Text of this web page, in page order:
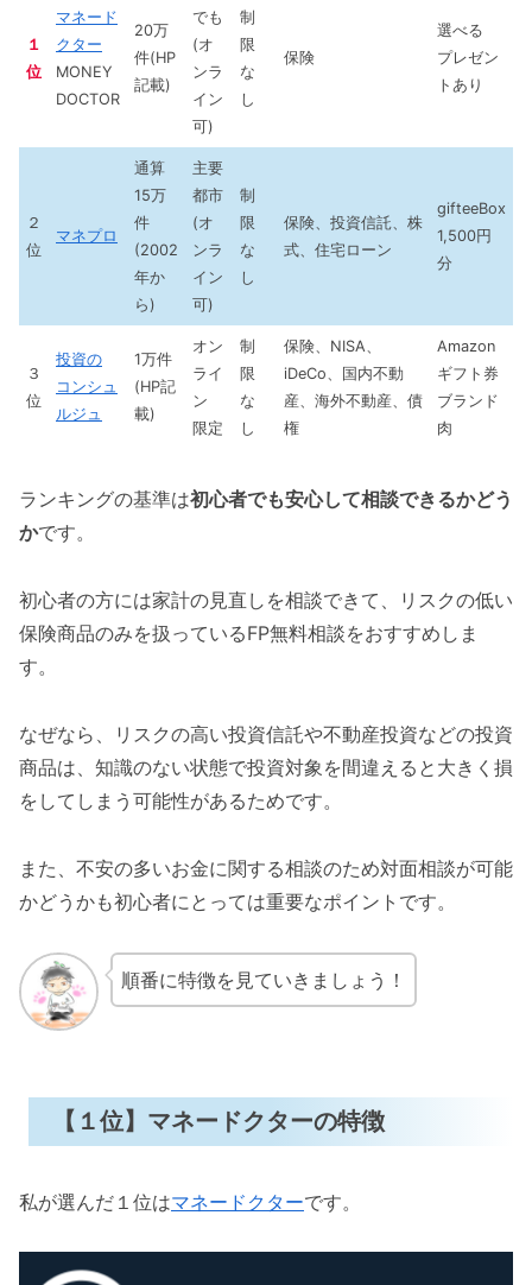
１
位
マネード
クター
MONEY
DOCTOR
20万
件(HP
記載)
でも
(オ
ンラ
イン
可)
制
限
な
し
保険
選べる
プレゼン
トあり
２
位
マネプロ
通算
15万
件
(2002
年か
ら)
主要
都市
(オ
ンラ
イン
可)
制
限
な
し
保険、投資信託、株
式、住宅ローン
gifteeBox
1,500円
分
３
位
投資の
コンシュ
ルジュ
1万件
(HP記
載)
オン
ライ
ン
限定
制
限
な
し
保険、NISA、
iDeCo、国内不動
産、海外不動産、債
権
Amazon
ギフト券
ブランド
肉
ランキングの基準は初心者でも安心して相談できるかどう
かです。
初心者の方には家計の見直しを相談できて、リスクの低い
保険商品のみを扱っているFP無料相談をおすすめしま
す。
なぜなら、リスクの高い投資信託や不動産投資などの投資
商品は、知識のない状態で投資対象を間違えると大きく損
をしてしまう可能性があるためです。
また、不安の多いお金に関する相談のため対面相談が可能
かどうかも初心者にとっては重要なポイントです。
順番に特徴を見ていきましょう！
【１位】マネードクターの特徴
私が選んだ１位はマネードクターです。